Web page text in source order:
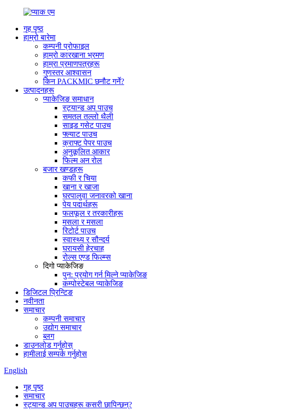
गृह पृष्ठ
हाम्रो बारेमा
कम्पनी प्रोफाइल
हाम्रो कारखाना भ्रमण
हाम्रा प्रमाणपत्रहरू
गुणस्तर आश्वासन
किन PACKMIC छनौट गर्ने?
उत्पादनहरू
प्याकेजिङ समाधान
स्ट्यान्ड अप पाउच
समतल तल्लो थैली
साइड गसेट पाउच
फ्ल्याट पाउच
क्राफ्ट पेपर पाउच
अनुकूलित आकार
फिल्म अन रोल
बजार खण्डहरू
कफी र चिया
खाना र खाजा
घरपालुवा जनावरको खाना
पेय पदार्थहरू
फलफूल र तरकारीहरू
मसला र मसला
रिटोर्ट पाउच
स्वास्थ्य र सौन्दर्य
घरायसी हेरचाह
रोल्स एण्ड फिल्म्स
दिगो प्याकेजिङ
पुन: प्रयोग गर्न मिल्ने प्याकेजिङ
कम्पोस्टेबल प्याकेजिङ
डिजिटल प्रिन्टिङ
नवीनता
समाचार
कम्पनी समाचार
उद्योग समाचार
ब्लग
डाउनलोड गर्नुहोस्
हामीलाई सम्पर्क गर्नुहोस
English
गृह पृष्ठ
समाचार
स्ट्यान्ड अप पाउचहरू कसरी छापिन्छन्?